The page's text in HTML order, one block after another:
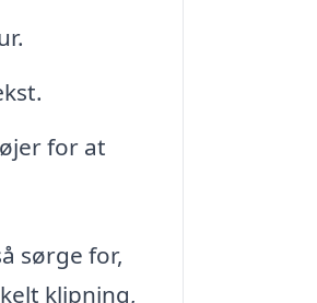
for at
sørge for,
klipning,